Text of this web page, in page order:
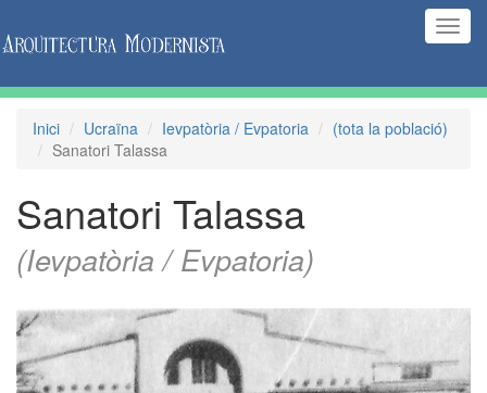
Inici Ucraïna Ievpatòria / Evpatoria
(tota la població)
Sanatori Talassa
Sanatori Talassa
(Ievpatòria / Evpatoria)